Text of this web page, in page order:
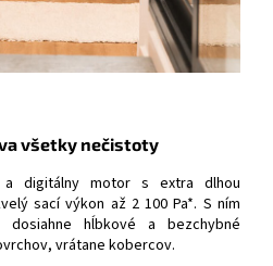
všetky nečistoty
a digitálny motor s extra dlhou
sací výkon až 2 100 Pa*. S ním
dosiahne hĺbkové a bezchybné
vrátane kobercov.